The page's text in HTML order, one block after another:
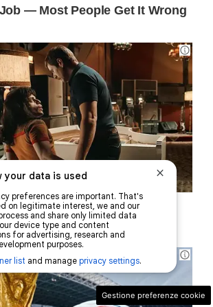
Gestione preferenze cookie